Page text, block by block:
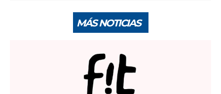
MÁS NOTICIAS